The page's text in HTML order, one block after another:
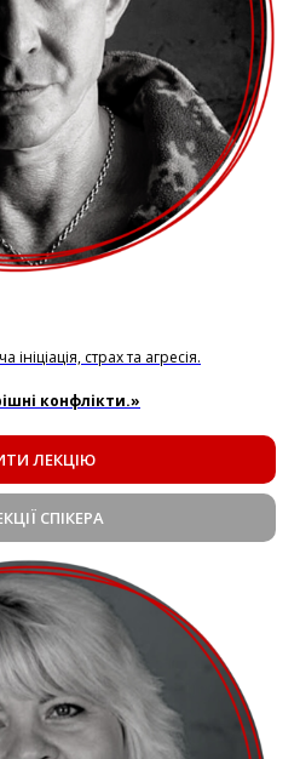
страх та агресія.
конфлікти.»
ЛЕКЦІЮ
СПІКЕРА